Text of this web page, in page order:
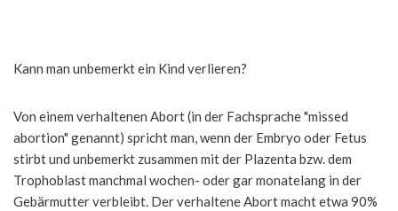
Kann man unbemerkt ein Kind verlieren?
Von einem verhaltenen Abort (in der Fachsprache "missed
abortion" genannt) spricht man, wenn der Embryo oder Fetus
stirbt und unbemerkt zusammen mit der Plazenta bzw. dem
Trophoblast manchmal wochen- oder gar monatelang in der
Gebärmutter verbleibt. Der verhaltene Abort macht etwa 90%